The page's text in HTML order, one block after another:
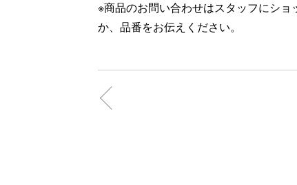
※商品のお問い合わせはスタッフにショ
か、品番をお伝えください。